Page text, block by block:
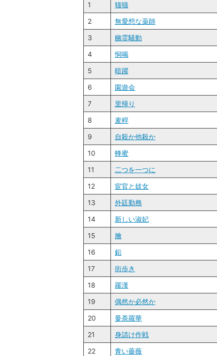
1
猫猫
2
無愛想な薬師
3
幽霊騒動
4
恫喝
5
暗躍
6
園遊会
7
里帰り
8
麦稈
9
自殺か他殺か
10
蜂蜜
11
二つを一つに
12
宦官と妓女
13
外廷勤務
14
新しい淑妃
15
膾
16
鉛
17
街歩き
18
羅漢
19
偶然か必然か
20
曼荼羅華
21
身請け作戦
22
青い薔薇